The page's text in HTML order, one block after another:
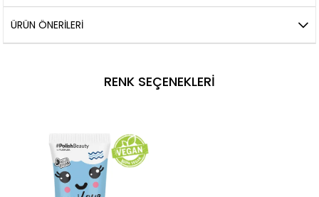
ÜRÜN ÖNERILERI
RENK SEÇENEKLERI